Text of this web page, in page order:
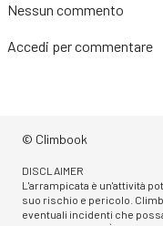
Nessun commento
Accedi per commentare
© Climbook
DISCLAIMER
L'arrampicata è un'attività
suo rischio e pericolo.
eventuali incidenti che